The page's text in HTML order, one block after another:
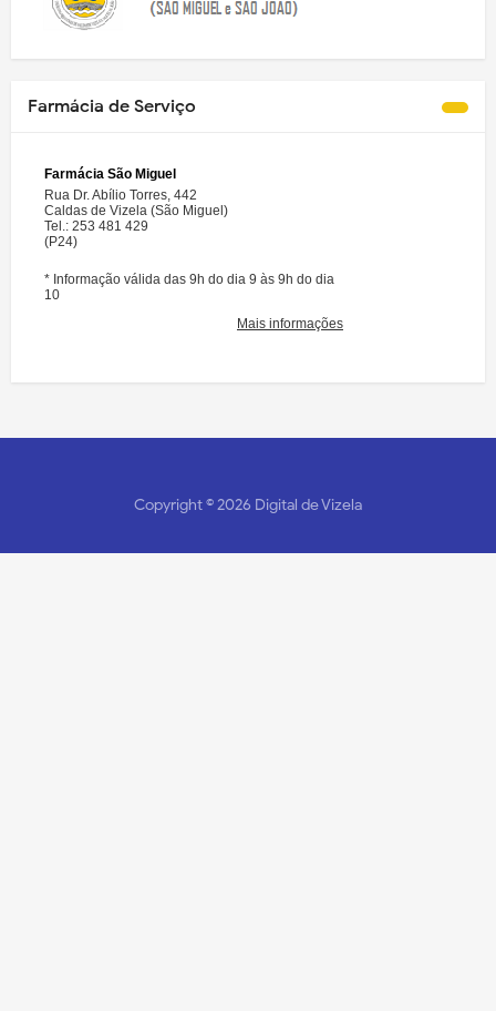
Farmácia de Serviço
Copyright ©2026 Digital de Vizela